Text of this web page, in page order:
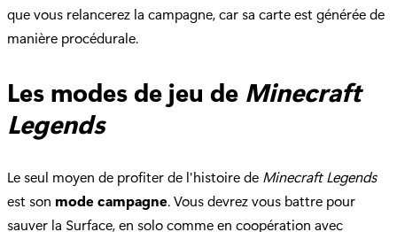
que vous relancerez la campagne, car sa carte est générée de
manière procédurale.
Les modes de jeu de Minecraft
Legends
Le seul moyen de profiter de l'histoire de Minecraft Legends
est son mode campagne. Vous devrez vous battre pour
sauver la Surface, en solo comme en coopération avec